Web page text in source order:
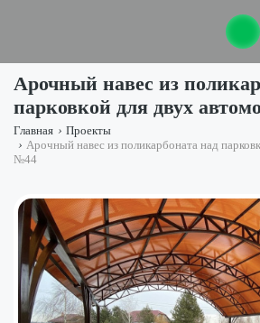
Арочный навес из
парковкой для двух
Главная › Проекты
› Арочный навес из поликарбоната над
№44